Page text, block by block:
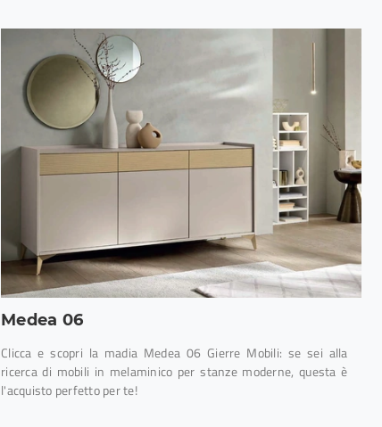
Medea 06
Clicca e scopri la madia Medea 06 Gierre Mobili: se sei alla
ricerca di mobili in melaminico per stanze moderne, questa è
l'acquisto perfetto per te!